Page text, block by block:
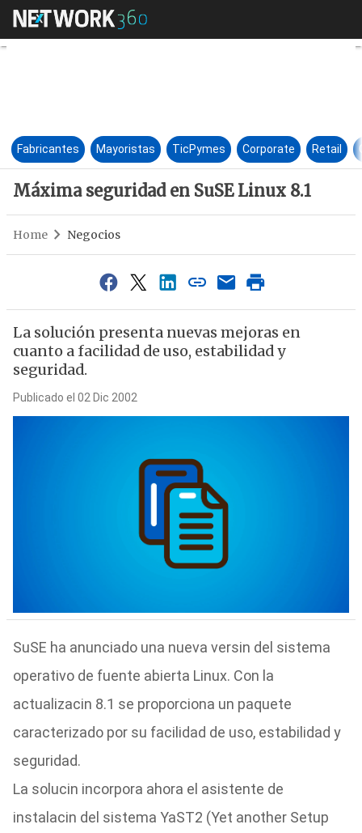
Máxima seguridad en SuSE
Fabricantes Mayoristas TicPymes Corporate Retail
Máxima seguridad en SuSE Linux 8.1
Home Negocios
La solución presenta nuevas mejoras en
cuanto a facilidad de uso, estabilidad y
seguridad.
Publicado el 02 Dic 2002
SuSE ha anunciado una nueva versin del sistema
operativo de fuente abierta Linux. Con la
actualizacin 8.1 se proporciona un paquete
caracterizado por su facilidad de uso, estabilidad y
seguridad.
La solucin incorpora ahora el asistente de
instalacin del sistema YaST2 (Yet another Setup